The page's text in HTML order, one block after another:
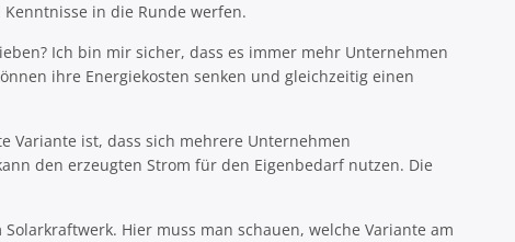
in die Runde werfen.
Ich bin mir sicher, dass es immer mehr Unternehmen
ihre Energiekosten senken und gleichzeitig einen
Variante ist, dass sich mehrere Unternehmen
den erzeugten Strom für den Eigenbedarf nutzen. Die
Hier muss man schauen, welche Variante am